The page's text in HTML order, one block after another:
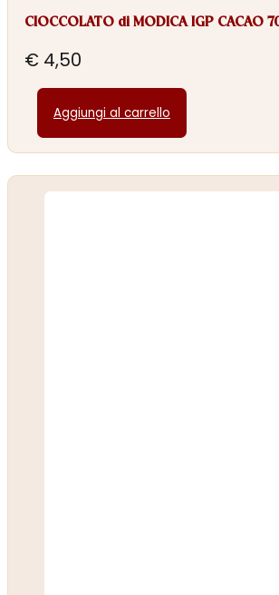
CIOCCOLATO di MODICA IGP CACAO
€ 4,50
Aggiungi al carrello